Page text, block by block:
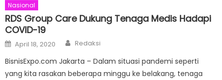
Nasional
RDS Group Care Dukung Tenaga Medis Hadapi
COVID-19
Posted
on
April 18, 2020 Author
Redaksi
BisnisExpo.com Jakarta – Dalam situasi pandemi seperti
yang kita rasakan beberapa minggu ke belakang, tenaga